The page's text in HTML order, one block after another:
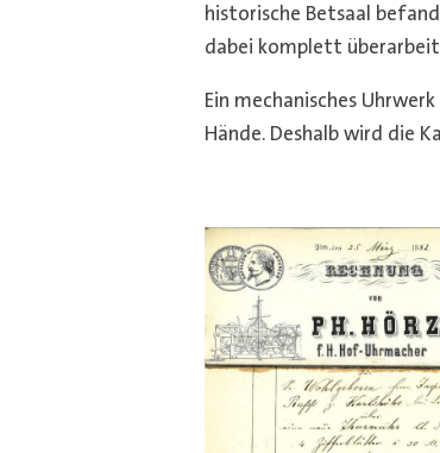
historische Betsaal
dabei komplett
Ein mechanisches
Hände. Deshalb wird die